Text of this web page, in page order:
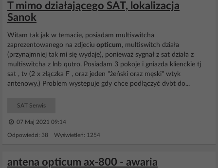
T mimo działającego SAT, lokalizacja
Sanok
Witam tak jak w temacie, posiadam multiswitcha
zaprezentowanego na zdjeciu opticum, multiswitch działa
(przynajmniej tak mi się wydaje), ponieważ sygnał z sat działa z
multiswitcha z lnb qutro. Posiadam 3 pokoje i gniazda klienckie tj
sat , tv (2 x złączka F , oraz jeden "żeński oraz męski" wtyk
antenowy.) Problem wystepuje gdy chce podłączyć dvbt do...
SAT Serwis
07 Maj 2021 09:14
Odpowiedzi: 38 Wyświetleń: 1254
antena opticum ax-800 - awaria